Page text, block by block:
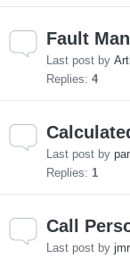
Fault
Last post by
Replies: 4
Last post by
Replies: 1
Call
Last post by